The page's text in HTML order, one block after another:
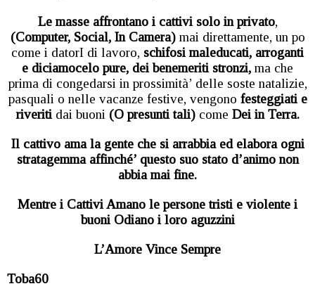
Le masse affrontano i cattivi solo in privato,
(Computer, Social, In Camera)mai direttamente, un po
come i datorI di lavoro, schifosi maleducati, arroganti
e diciamocelo pure, dei benemeriti stronzi, ma che
prima di congedarsi in prossimità’ delle soste natalizie,
pasquali o nelle vacanze festive, vengono festeggiati e
riveriti dai buoni (O presunti tali)come Dei in Terra.
Il cattivo ama la gente che si arrabbia ed elabora ogni
stratagemma affinché’ questo suo stato d’animo non
abbia mai fine.
Mentre i CattiviAmano le persone tristi e violente i
buoni Odianoi loro aguzzini
L’Amore Vince Sempre
Toba60